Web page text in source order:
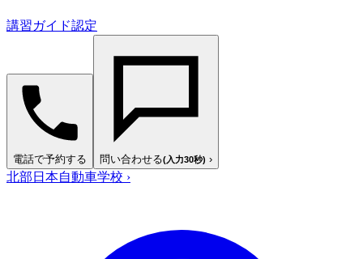
講習ガイド認定
電話で予約する 問い合わせる(入力30秒) ›
北部日本自動車学校 ›